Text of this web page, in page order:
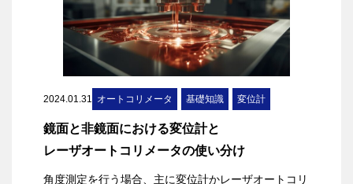
2024.01.31 オートコリメータ 基礎知識 変位計
鏡面と非鏡面における変位計と
レーザオートコリメータの使い分け
角度測定を行う場合、主に変位計かレーザオートコリ